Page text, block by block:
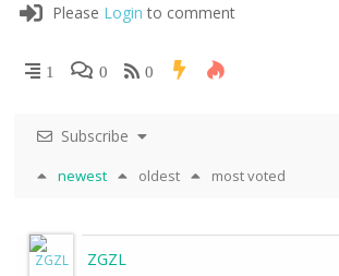
Please Login to comment
1 0 0
Subscribe
newest oldest most voted
ZGZL